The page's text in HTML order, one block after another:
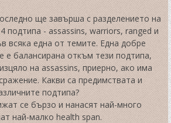
ще завърша с разделението на
подтипа - assassins, warriors, ranged и
всяка една от темите. Една добре
балансирана откъм тези подтипа,
на assassins, приерно, ако има
Какви са предимствата и
подтипа?
се бързо и нанасят най-много
най-малко health span.